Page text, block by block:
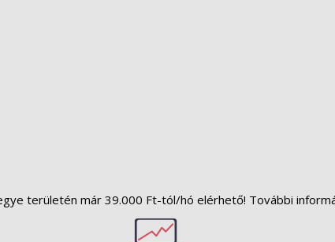
területén már 39.000 Ft-tól/hó elérhető! További